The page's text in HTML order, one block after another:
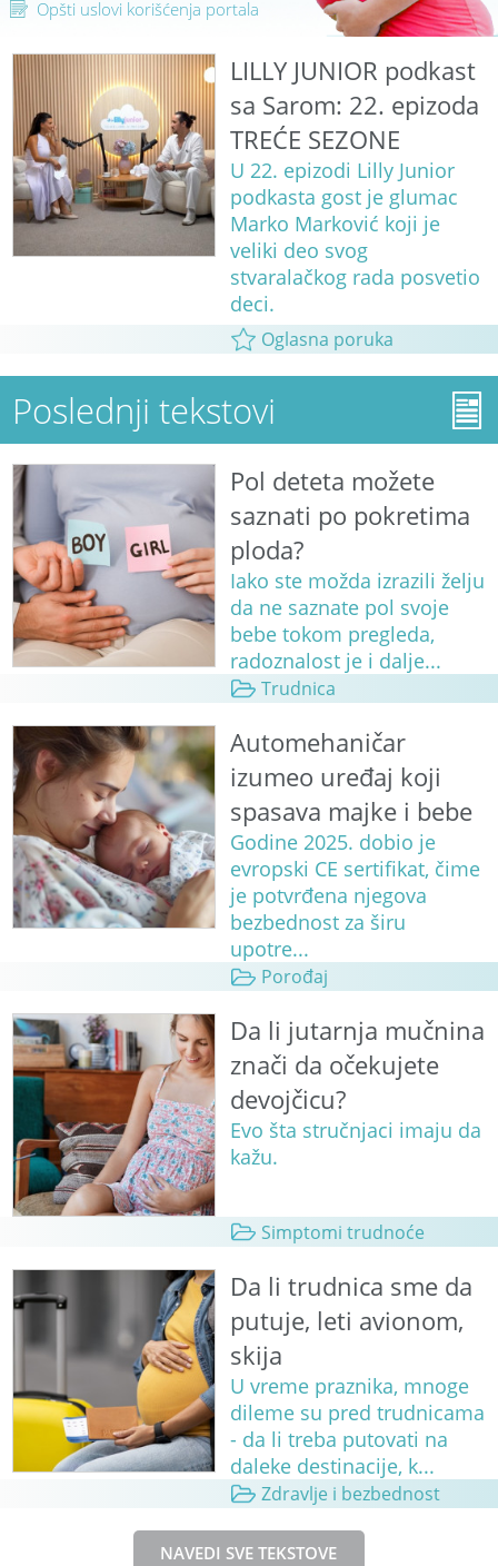
Opšti uslovi korišćenja portala
LILLY JUNIOR podkast
sa Sarom: 22. epizoda
TREĆE SEZONE
U 22. epizodi Lilly Junior
podkasta gost je glumac
Marko Marković koji je
veliki deo svog
stvaralačkog rada posvetio
deci.
Oglasna poruka
Poslednji tekstovi
Pol deteta možete
saznati po pokretima
ploda?
Iako ste možda izrazili želju
da ne saznate pol svoje
bebe tokom pregleda,
radoznalost je i dalje...
Trudnica
Automehaničar
izumeo uređaj koji
spasava majke i bebe
Godine 2025. dobio je
evropski CE sertifikat, čime
je potvrđena njegova
bezbednost za širu
upotre...
Porođaj
Da li jutarnja mučnina
znači da očekujete
devojčicu?
Evo šta stručnjaci imaju da
kažu.
Simptomi trudnoće
Da li trudnica sme da
putuje, leti avionom,
skija
U vreme praznika, mnoge
dileme su pred trudnicama
- da li treba putovati na
daleke destinacije, k...
Zdravlje i bezbednost
NAVEDI SVE TEKSTOVE